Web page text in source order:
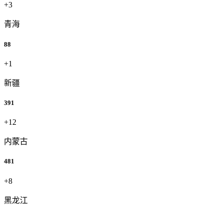
+3
青海
88
+1
新疆
391
+12
内蒙古
481
+8
黑龙江